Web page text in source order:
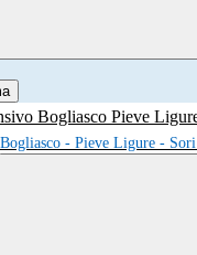
Bogliasco - Pieve Ligure - Sori